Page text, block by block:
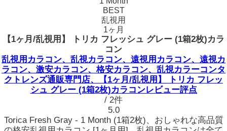
BEST
乱視用
1ヶ月
【1ヶ月/乱視用】 トリカ フレッシュ グレー (1箱2枚)カラ
コン
乱視用カラコン、乱視カラコン、遠視用カラコン、遠視カ
ラコン、激安カラコン、格安カラコン、乱視カラーコンタ
クトレンズ通販専門店、【1ヶ月/乱視用】 トリカ フレッ
シュ グレー (1箱2枚)カラコンレビュー評点
/ 2件
5.0
Torica Fresh Gray - 1 Month (1箱2枚)、おしゃれな高品質